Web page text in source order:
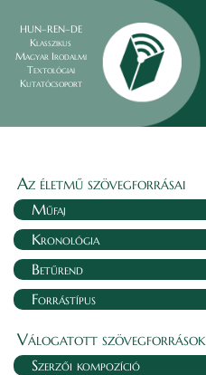
HUN–REN–DE
Klasszikus
Magyar Irodalmi
Textológiai
Kutatócsoport
Az életmű szövegforrásai
Műfaj
Kronológia
Betűrend
Forrástípus
Válogatott szövegforrások
Szerzői kompozíció